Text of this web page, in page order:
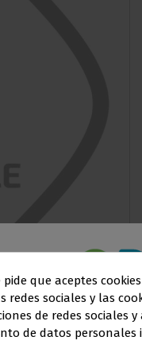
Este sitio web
que aceptes
redes sociales y las
de redes sociales
de datos personales